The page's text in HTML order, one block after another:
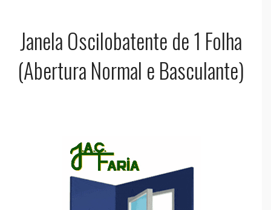
Janela Oscilobatente de 1 Folha
(Abertura Normal e Basculante)